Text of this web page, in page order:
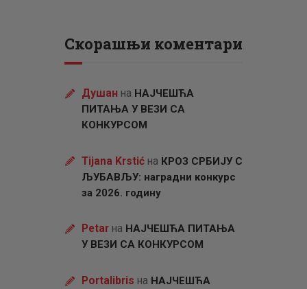
Скорашњи коментари
Душан на НАЈЧЕШЋА
ПИТАЊА У ВЕЗИ СА
КОНКУРСОМ
Tijana Krstićна КРОЗ СРБИЈУ С
ЉУБАВЉУ: наградни конкурс
за 2026. годину
Petarна НАЈЧЕШЋА ПИТАЊА
У ВЕЗИ СА КОНКУРСОМ
Portalibris на НАЈЧЕШЋА